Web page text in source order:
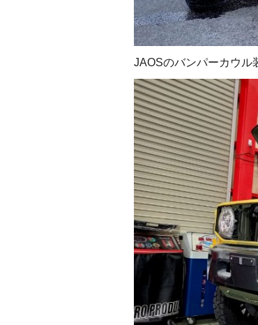
JAOSのバンパーカウル